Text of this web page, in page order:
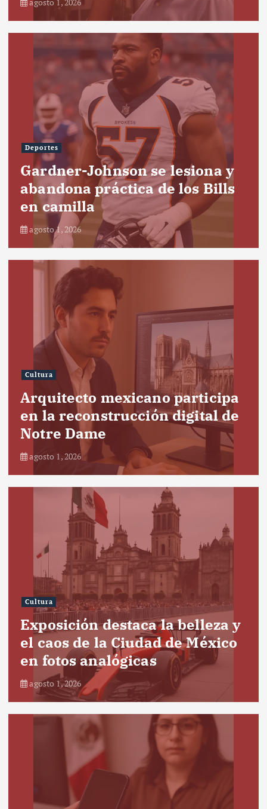
Deportes
Gardner-Johnson se lesiona y
abandona práctica de los Bills
en camilla
agosto 1, 2026
Cultura
Arquitecto mexicano participa
en la reconstrucción digital de
Notre Dame
agosto 1, 2026
Cultura
Exposición destaca la belleza y
el caos de la Ciudad de México
en fotos analógicas
agosto 1, 2026